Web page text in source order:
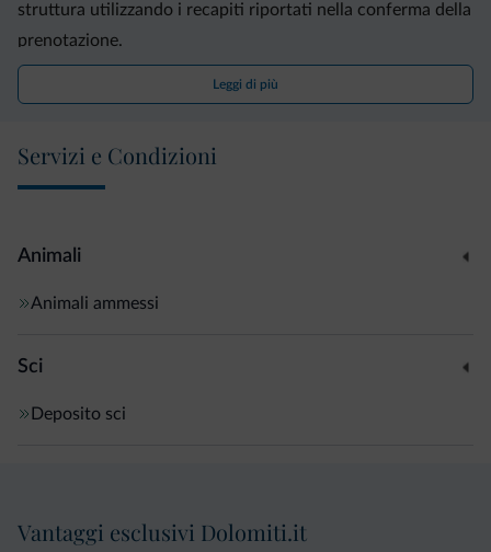
struttura utilizzando i recapiti riportati nella conferma della
prenotazione.
Leggi di più
Servizi e Condizioni
Animali
Animali ammessi
Sci
Deposito sci
Vantaggi esclusivi Dolomiti.it